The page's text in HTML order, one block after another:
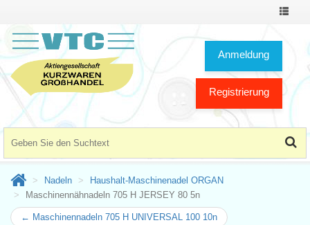
Toggle
Anmeldung
Registrierung
Nadeln
Haushalt-Maschinenadel ORGAN
Maschinennähnadeln 705 H JERSEY 80 5n
← Maschinennadeln 705 H UNIVERSAL 100 10n